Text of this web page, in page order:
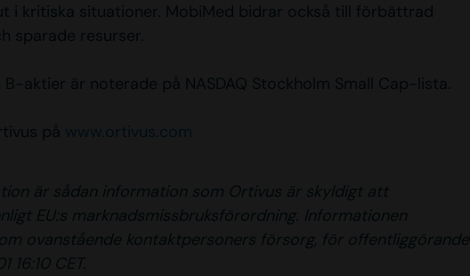
i kritiska situationer. MobiMed bidrar också till förbättrad
sparade resurser.
aktier är noterade på NASDAQ Stockholm Small Cap-lista.
på www.ortivus.com
är sådan information som Ortivus är skyldigt att
EU:s marknadsmissbruksförordning. Informationen
ovanstående kontaktpersoners försorg, för offentliggörande
CET.